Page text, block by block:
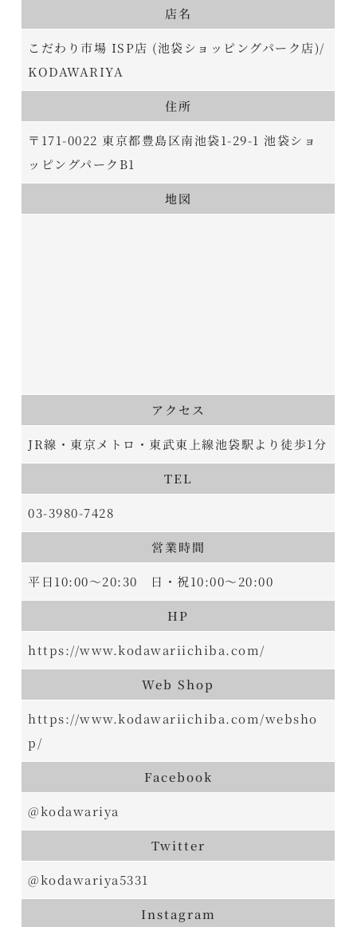
店名
こだわり市場 ISP店 (池袋ショッピングパーク店)/
KODAWARIYA
住所
〒171-0022 東京都豊島区南池袋1-29-1 池袋ショ
ッピングパークB1
地図
アクセス
JR線・東京メトロ・東武東上線池袋駅より徒歩1分
TEL
03-3980-7428
営業時間
平日10:00～20:30 日・祝10:00～20:00
HP
https://www.kodawariichiba.com/
Web Shop
https://www.kodawariichiba.com/websho
p/
Facebook
@kodawariya
Twitter
@kodawariya5331
Instagram